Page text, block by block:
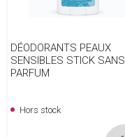
DÉODORANTS PEAUX
SENSIBLES STICK SANS
PARFUM
Hors stock